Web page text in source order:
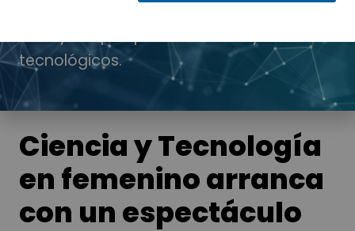
tecnológicos.
Ciencia y Tecnología
en femenino arranca
con un espectáculo